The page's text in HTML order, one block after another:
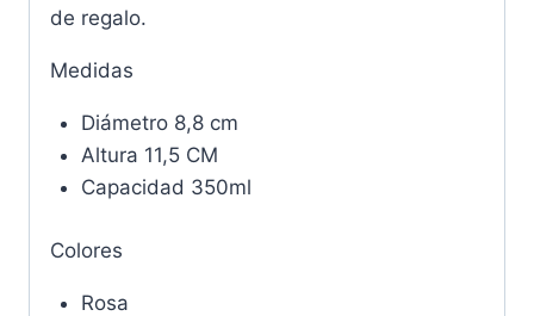
de regalo.
Medidas
Diámetro 8,8 cm
Altura 11,5 CM
Capacidad 350ml
Colores
Rosa